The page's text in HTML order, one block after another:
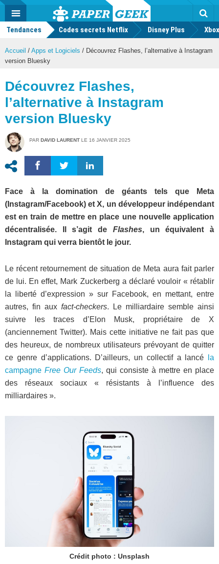
Actu
geek
MENU
Tendances Codes secrets Netflix Disney Plus
Accueil / Apps et Logiciels / Découvrez Flashes, l’alternative à Instagram
version Bluesky
Découvrez Flashes,
l’alternative à Instagram
version Bluesky
PAR DAVID LAURENT LE 16 JANVIER 2025
Face à la domination de géants tels que Meta
(Instagram/Facebook) et X, un développeur indépendant
est en train de mettre en place une nouvelle application
décentralisée. Il s’agit de Flashes, un équivalent à
Instagram qui verra bientôt le jour.
Le récent retournement de situation de Meta aura fait parler
de lui. En effet, Mark Zuckerberg a déclaré vouloir « rétablir
la liberté d’expression » sur Facebook, en mettant, entre
autres, fin aux fact-checkers. Le milliardaire semble ainsi
suivre les traces d’Elon Musk, propriétaire de X
(anciennement Twitter). Mais cette initiative ne fait pas que
des heureux, de nombreux utilisateurs prévoyant de quitter
ce genre d’applications. D’ailleurs, un collectif a lancé
la
campagne Free Our Feeds, qui consiste à mettre en place
des réseaux sociaux « résistants à l’influence des
milliardaires ».
Crédit photo : Unsplash
Mode
FacebookTwitter Youtube